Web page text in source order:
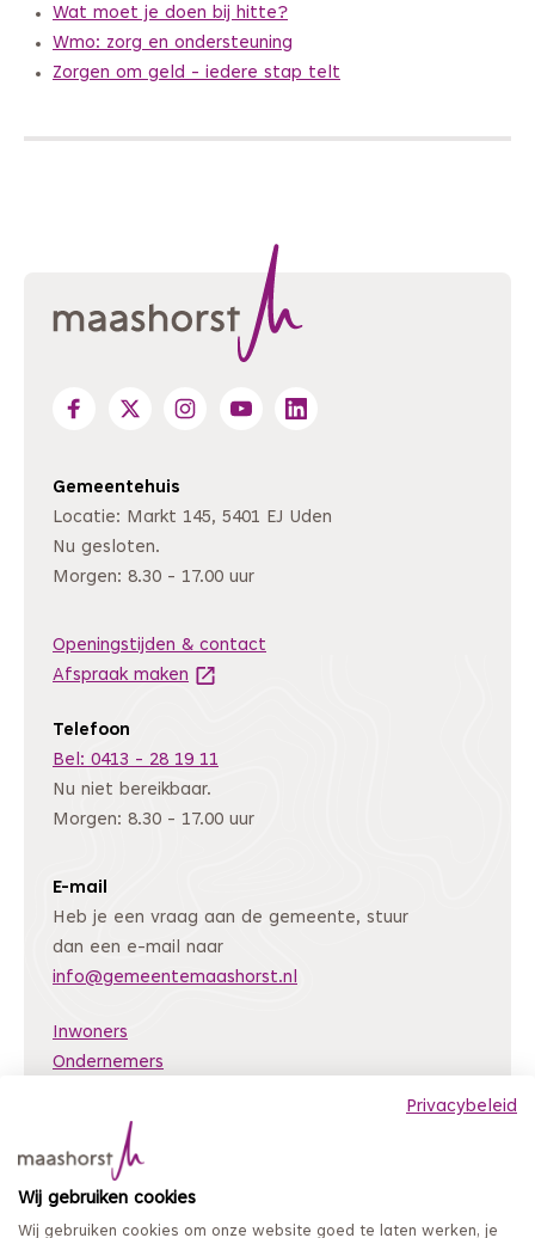
Privacybeleid
Wij gebruiken cookies
Wij gebruiken cookies om onze website goed te laten werken, je
Wat moet je doen bij hitte?
Wmo: zorg en ondersteuning
Zorgen om geld - iedere stap telt
Gemeentehuis
Locatie: Markt 145, 5401 EJ Uden
Nu gesloten.
Morgen: 8.30 - 17.00 uur
Openingstijden & contact
Afspraak maken (Deze link gaat naar een andere
Telefoon
Bel: 0413 - 28 19 11
Nu niet bereikbaar.
Morgen: 8.30 - 17.00 uur
E-mail
Heb je een vraag aan de gemeente, stuur
dan een e-mail naar
info@gemeentemaashorst.nl
Inwoners
Ondernemers
Archiefweb(Deze link gaat naar een andere website)
Coordinated Vulnerability Disclosure